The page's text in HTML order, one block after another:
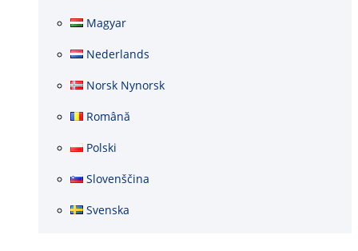
Magyar
Nederlands
Norsk Nynorsk
Română
Polski
Slovenščina
Svenska